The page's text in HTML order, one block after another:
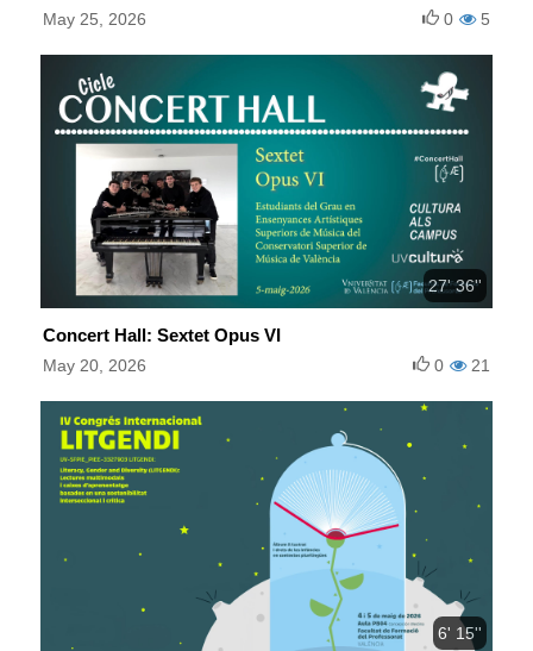
May 25, 2026 5
0
27' 36''
Concert Hall: Sextet Opus VI
May 20, 2026 21
0
6' 15''